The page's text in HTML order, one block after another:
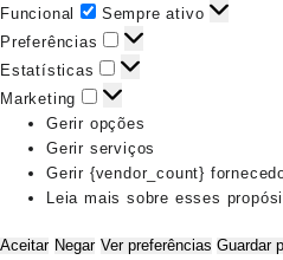
Funcional Funcional
Sempre ativo
Preferências
Preferências
Estatísticas
Estatísticas
Marketing
Marketing
Gerir opções
Gerir serviços
Gerir {vendor_count}
Leia mais sobre esses
Aceitar Negar Ver preferências Guardar